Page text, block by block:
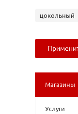
цокольный
Магазины
Услуги